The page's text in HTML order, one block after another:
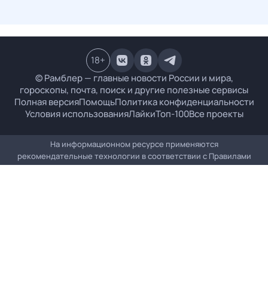
© Рамблер — главные новости России и мира,
гороскопы, почта, поиск и другие полезные сервисы
Полная версияПомощьПолитика конфиденциальности
Условия использованияЛайкиТоп-100Все проекты
18+
На информационном ресурсе применяются
рекомендательные технологии в соответствии с Правилами